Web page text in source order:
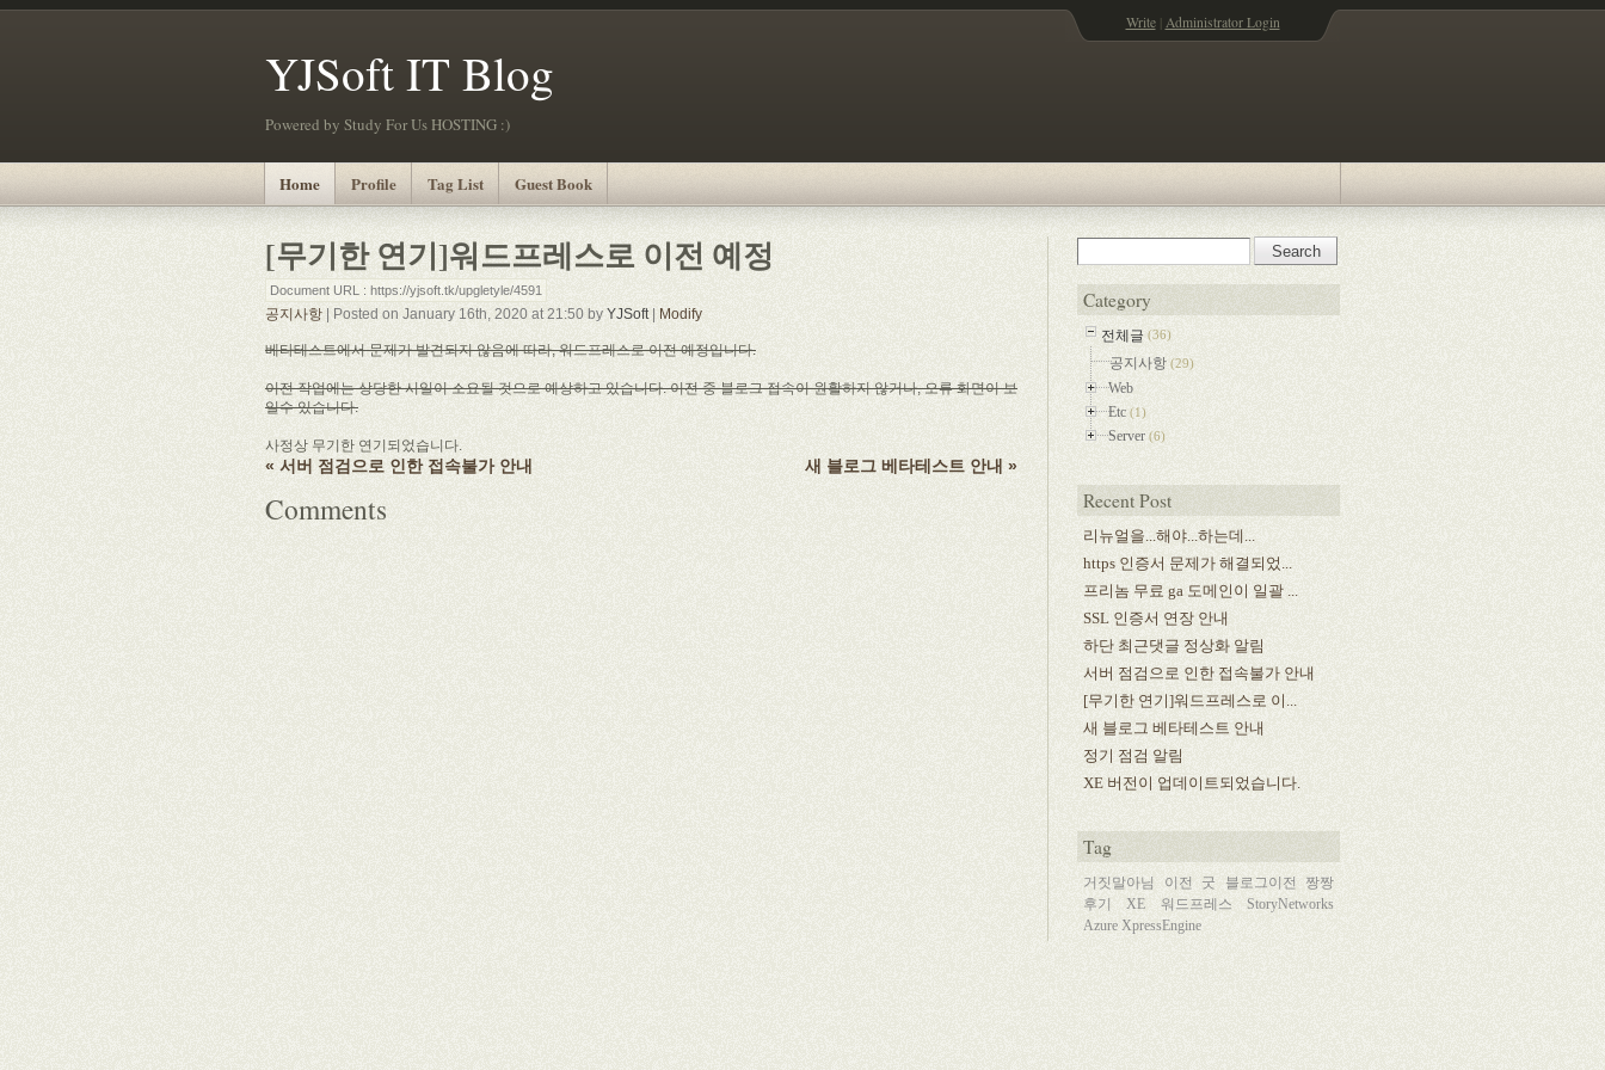
Write| Administrator Login
YJSoft IT Blog
Powered by Study For Us HOSTING :)
Home Profile Tag List Guest Book
[무기한 연기]워드프레스로 이전 예정
Document URL : https://yjsoft.tk/upgletyle/4591
공지사항 | Posted on January 16th, 2020 at 21:50 by YJSoft Modify
베타테스트에서 문제가 발견되지 않음에 따라, 워드프레스로 이전 예정입니다.
이전 작업에는 상당한 시일이 소요될 것으로 예상하고 있습니다. 이전 중 블로그 접속이 원활하지 않거나, 오류 화면이 보
일수 있습니다.
사정상 무기한 연기되었습니다.
« 서버 점검으로 인한 접속불가 안내 새 블로그 베타테스트 안내 »
Comments
Category
전체글 (36)
공지사항 (29)
Web
Etc (1)
Server (6)
Recent Post
리뉴얼을...해야...하는데...
https 인증서 문제가 해결되었...
프리놈 무료 ga 도메인이 일괄 ...
SSL 인증서 연장 안내
하단 최근댓글 정상화 알림
서버 점검으로 인한 접속불가 안내
[무기한 연기]워드프레스로 이...
새 블로그 베타테스트 안내
정기 점검 알림
XE 버전이 업데이트되었습니다.
Tag
거짓말아님 이전 굿 블로그이전
짱짱
후기
XE 워드프레스
StoryNetworks
Azure XpressEngine